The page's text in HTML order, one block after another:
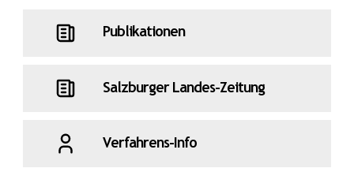
Publikationen
Salzburger Landes-Zeitung
Verfahrens-Info